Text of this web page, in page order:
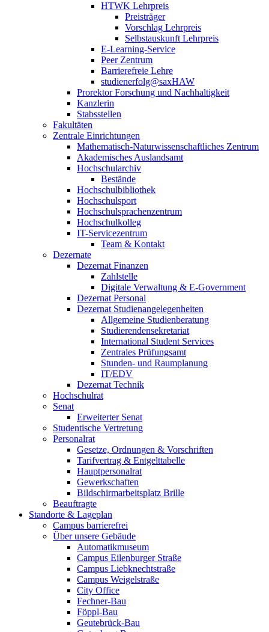
HTWK Lehrpreis
Preisträger
Vorschlag Lehrpreis
Selbstauskunft Lehrpreis
E-Learning-Service
Peer Zentrum
Barrierefreie Lehre
studienerfolg@saxHAW
Prorektor Forschung und Nachhaltigkeit
Kanzlerin
Stabsstellen
Fakultäten
Zentrale Einrichtungen
Mathematisch-Naturwissenschaftliches Zentrum
Akademisches Auslandsamt
Hochschularchiv
Bestände
Hochschulbibliothek
Hochschulsport
Hochschulsprachenzentrum
Hochschulkolleg
IT-Servicezentrum
Team & Kontakt
Dezernate
Dezernat Finanzen
Zahlstelle
Digitale Verwaltung & E-Government
Dezernat Personal
Dezernat Studienangelegenheiten
Allgemeine Studienberatung
Studierendensekretariat
International Student Services
Zentrales Prüfungsamt
Stunden- und Raumplanung
IT/EDV
Dezernat Technik
Hochschulrat
Senat
Erweiterter Senat
Studentische Vertretung
Personalrat
Gesetze, Ordnungen & Vorschriften
Tarifvertrag & Entgelttabelle
Hauptpersonalrat
Gewerkschaften
Bildschirmarbeitsplatz Brille
Beauftragte
Standorte & Lageplan
Campus barrierefrei
Über unsere Gebäude
Automatikmuseum
Campus Eilenburger Straße
Campus Liebknechtstraße
Campus Weigelstraße
City Office
Fechner-Bau
Föppl-Bau
Geutebrück-Bau